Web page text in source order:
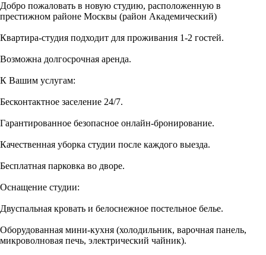
Добро пожаловать в новую студию, расположенную в
престижном районе Москвы (район Академический)
Квартира-студия подходит для проживания 1-2 гостей.
Возможна долгосрочная аренда.
К Вашим услугам:
Бесконтактное заселение 24/7.
Гарантированное безопасное онлайн-бронирование.
Качественная уборка студии после каждого выезда.
Бесплатная парковка во дворе.
Оснащение студии:
Двуспальная кровать и белоснежное постельное белье.
Оборудованная мини-кухня (холодильник, варочная панель,
микроволновая печь, электрический чайник).